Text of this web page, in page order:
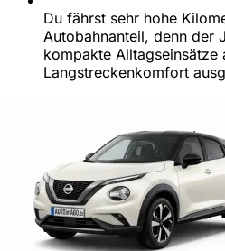
Du fährst sehr hohe
Autobahnanteil, denn der
kompakte Alltagseinsätze
Langstreckenkomfort